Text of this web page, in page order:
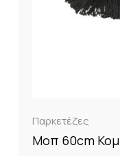
Παρκετέζες
Μοπ 60cm